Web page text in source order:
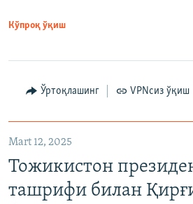
Кўпроқ ўқиш
Ўртоқлашинг VPNсиз ўқиш
Mart 12, 2025
Тожикистон
ташрифи билан